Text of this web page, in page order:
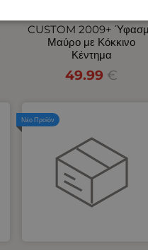
CUSTOM 2009+
Μαύρο με Κόκκινο
Κέντημα
49.99 €
Νέο Προϊόν